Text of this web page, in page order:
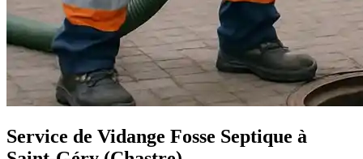
Service de Vidange Fosse Septique à